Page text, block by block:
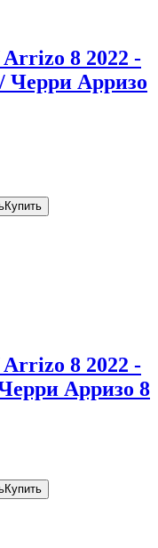
8 2022 -
Черри Арризо
Купить
8 2022 -
Арризо 8
Купить